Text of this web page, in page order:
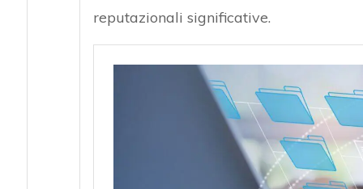
reputazionali significative.